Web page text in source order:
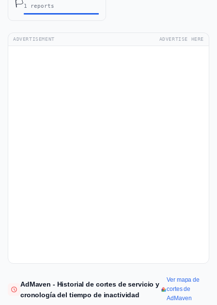
🏳️1 reports
ADVERTISEMENT ADVERTISE HERE
AdMaven - Historial de cortes de servicio y
cronología del tiempo de inactividad
Ver mapa de
cortes de
AdMaven